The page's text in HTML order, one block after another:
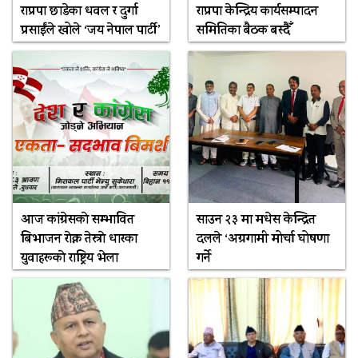
राप्रपा छाडेका धवल र दुर्गा
प्रसाईंले खोले ‘जय नेपाल पार्टी’
राप्रपा केन्द्रिय कार्यसम्पादन
समितिका बैठक बस्दैँ
आज कांग्रेसकाे सम्भावित
बिभाजन राेक्न तेस्राे धारका
युवाहरूकाे राष्ट्रिय भेला
साउन २३ मा मधेस केन्द्रित
दलले ‘अग्रगामी मोर्चा घोषणा
गर्ने